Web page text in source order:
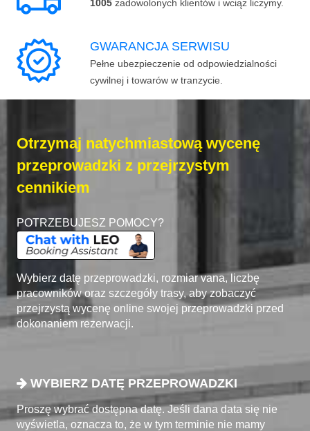
1005 zadowolonych klientów i wciąż liczymy.
GWARANCJA SERWISU
Pełne ubezpieczenie od odpowiedzialności
cywilnej i towarów w tranzycie.
Otrzymaj natychmiastową wycenę
przeprowadzki z przejrzystym
cennikiem
POTRZEBUJESZ POMOCY?
Wybierz datę przeprowadzki, rozmiar vana, liczbę
pracowników oraz szczegóły trasy, aby zobaczyć
przejrzystą wycenę online swojej przeprowadzki przed
dokonaniem rezerwacji.
WYBIERZ DATĘ PRZEPROWADZKI
Proszę wybrać dostępna datę. Jeśli dana data się nie
wyświetla, oznacza to, że w tym terminie nie mamy